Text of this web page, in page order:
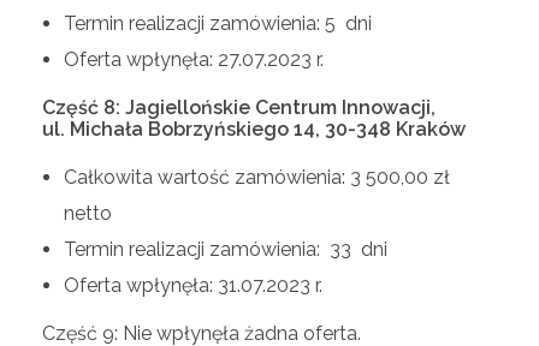
Termin realizacji zamówienia: 5 dni
Oferta wpłynęła: 27.07.2023 r.
Część 8: Jagiellońskie Centrum Innowacji,
ul. Michała Bobrzyńskiego 14, 30-348 Kraków
Całkowita wartość zamówienia: 3 500,00 zł
netto
Termin realizacji zamówienia: 33 dni
Oferta wpłynęła: 31.07.2023 r.
Część 9: Nie wpłynęła żadna oferta.